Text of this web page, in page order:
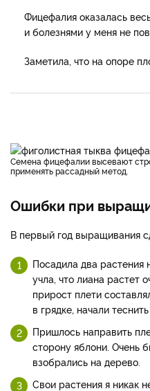
Фицефалия оказалась
и болезнями у меня не
Заметила, что на опоре
Семена фицефалии высевают строго носиком вниз. Желательно
применять рассадный метод.
Ошибки при
В первый год выращивания
Посадила два растения
учла, что лиана растет
прирост плети
в грядке, начали
Пришлось направить
сторону яблони. Очень
взобрались на дерево.
Свои растения я никак